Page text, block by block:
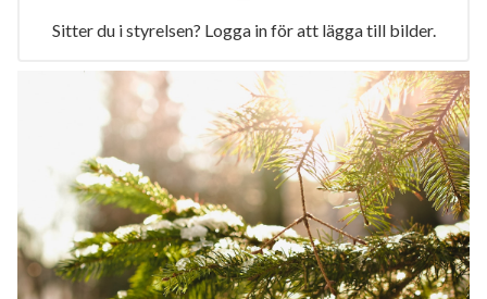
Sitter du i styrelsen? Logga in för att lägga till bilder.